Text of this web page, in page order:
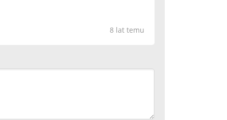
8 lat temu